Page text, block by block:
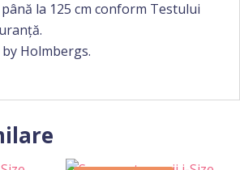
la 125 cm conform Testului
Holmbergs.